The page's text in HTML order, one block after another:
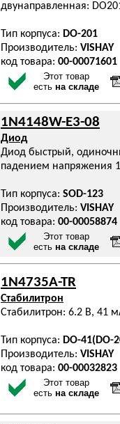
двунаправленная:
Тип корпуса: DO-201
Производитель: VISHAY
код товара: 00-00071601
Этот товар
есть на складе
1N4148W-E3-08
Диод
Диод быстрый,
падением напряжения
Тип корпуса: SOD-123
Производитель: VISHAY
код товара: 00-00058874
Этот товар
есть на складе
1N4735A-TR
Стабилитрон
Стабилитрон: 6.2 В, 41
Тип корпуса: DO-41(DO-
Производитель: VISHAY
код товара: 00-00032823
Этот товар
есть на складе